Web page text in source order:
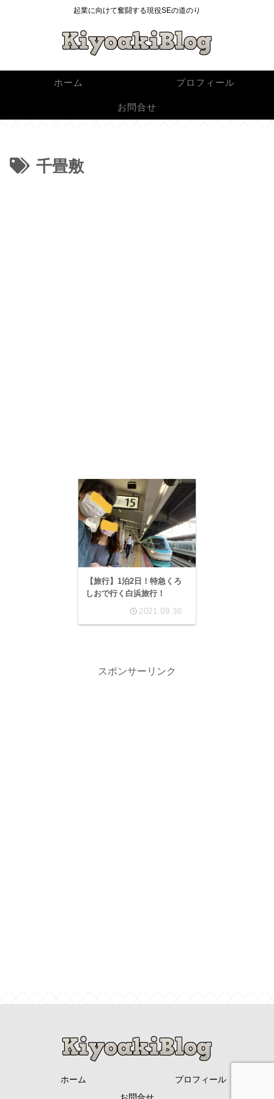
起業に向けて奮闘する現役SEの道のり
ホーム プロフィール
お問合せ
千畳敷
【旅行】1泊2日！特急くろ
しおで行く白浜旅行！
2021.09.30
スポンサーリンク
ホーム
プロフィール